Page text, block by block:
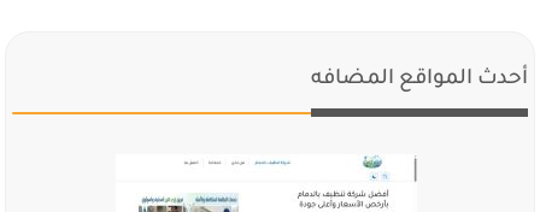
أحدث المواقع المضافه